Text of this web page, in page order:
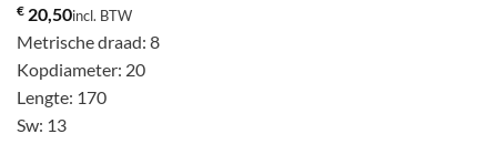
€ 20,50incl. BTW
Metrische draad: 8
Kopdiameter: 20
Lengte: 170
Sw: 13